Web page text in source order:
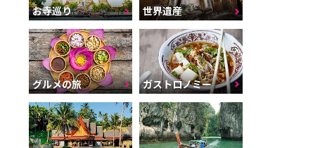
お寺巡り 世界遺産
グルメの旅 ガストロノミー